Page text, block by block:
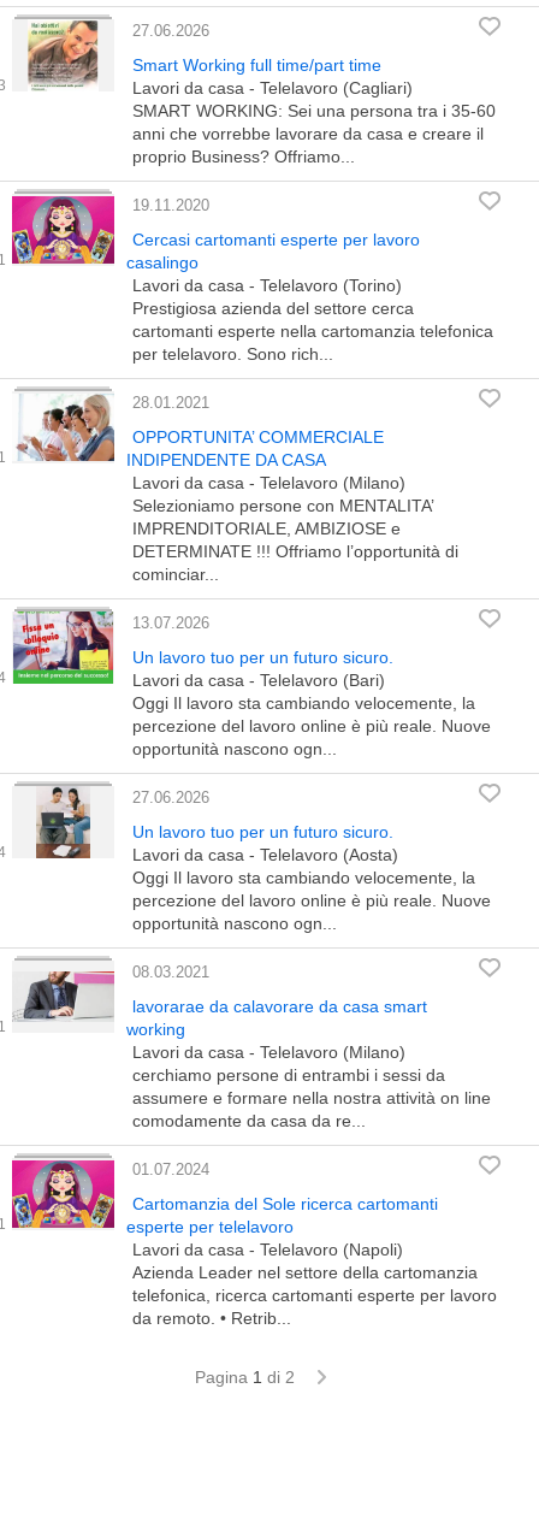
27.06.2026
Smart Working full time/part time
Lavori da casa - Telelavoro (Cagliari)
SMART WORKING: Sei una persona tra i 35-60
anni che vorrebbe lavorare da casa e creare il
proprio Business? Offriamo...
19.11.2020
Cercasi cartomanti esperte per lavoro
casalingo
Lavori da casa - Telelavoro (Torino)
Prestigiosa azienda del settore cerca
cartomanti esperte nella cartomanzia telefonica
per telelavoro. Sono rich...
28.01.2021
OPPORTUNITA’ COMMERCIALE
INDIPENDENTE DA CASA
Lavori da casa - Telelavoro (Milano)
Selezioniamo persone con MENTALITA’
IMPRENDITORIALE, AMBIZIOSE e
DETERMINATE !!! Offriamo l’opportunità di
cominciar...
13.07.2026
Un lavoro tuo per un futuro sicuro.
Lavori da casa - Telelavoro (Bari)
Oggi Il lavoro sta cambiando velocemente, la
percezione del lavoro online è più reale. Nuove
opportunità nascono ogn...
27.06.2026
Un lavoro tuo per un futuro sicuro.
Lavori da casa - Telelavoro (Aosta)
Oggi Il lavoro sta cambiando velocemente, la
percezione del lavoro online è più reale. Nuove
opportunità nascono ogn...
08.03.2021
lavorarae da calavorare da casa smart
working
Lavori da casa - Telelavoro (Milano)
cerchiamo persone di entrambi i sessi da
assumere e formare nella nostra attività on line
comodamente da casa da re...
01.07.2024
Cartomanzia del Sole ricerca cartomanti
esperte per telelavoro
Lavori da casa - Telelavoro (Napoli)
Azienda Leader nel settore della cartomanzia
telefonica, ricerca cartomanti esperte per lavoro
da remoto. • Retrib...
Pagina 1 di 2